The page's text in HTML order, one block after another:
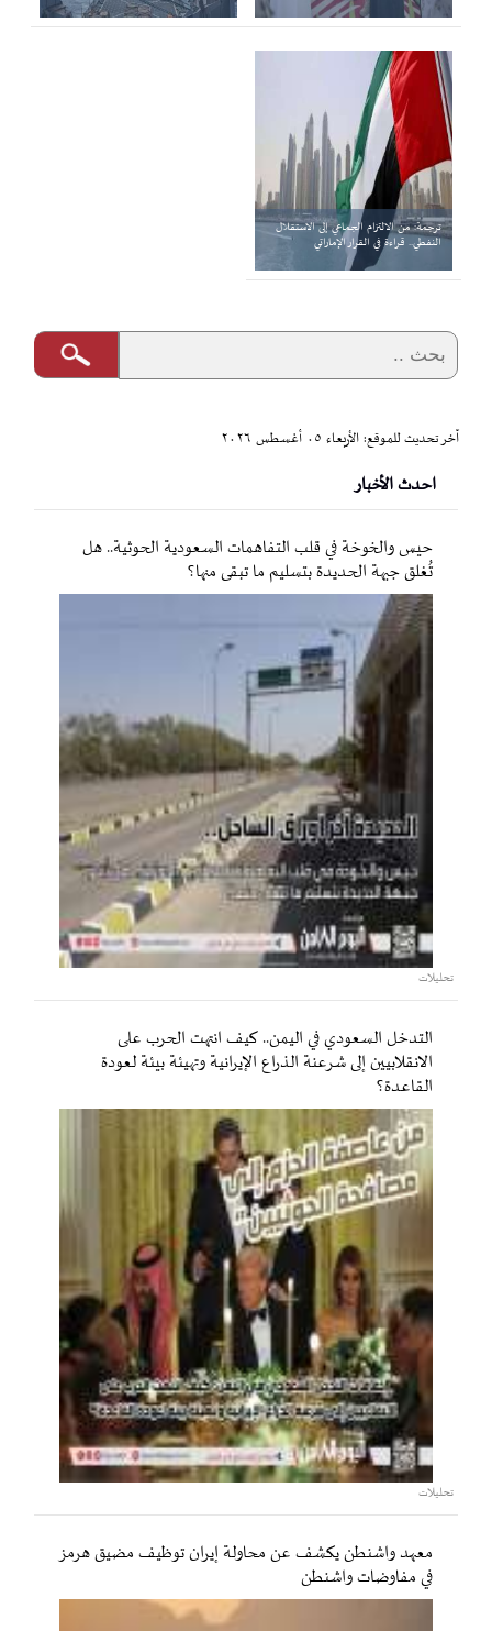
ترجمة: من الالتزام الجماعي إلى الاستقلال
النفطي.. قراءة في القرار الإماراتي
آخر تحديث للموقع: الأربعاء ٠٥ أغسطس ٢٠٢٦
احدث الأخبار
حيس والخوخة في قلب التفاهمات السعودية الحوثية.. هل
تُغلق جبهة الحديدة بتسليم ما تبقى منها؟
تحليلات
التدخل السعودي في اليمن.. كيف انتهت الحرب على
الانقلابيين إلى شرعنة الذراع الإيرانية وتهيئة بيئة لعودة
القاعدة؟
تحليلات
معهد واشنطن يكشف عن محاولة إيران توظيف مضيق هرمز
في مفاوضات واشنطن